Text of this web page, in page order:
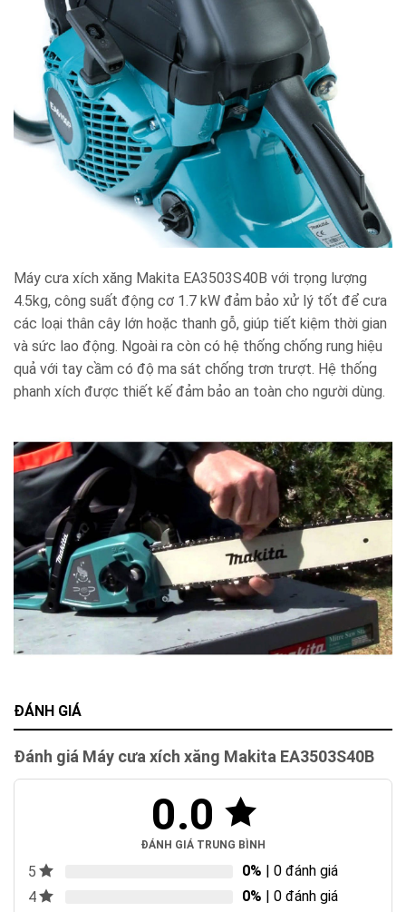
Máy cưa xích xăng Makita EA3503S40B với trọng lượng
4.5kg, công suất động cơ 1.7 kW đảm bảo xử lý tốt để cưa
các loại thân cây lớn hoặc thanh gỗ, giúp tiết kiệm thời gian
và sức lao động. Ngoài ra còn có hệ thống chống rung hiệu
quả với tay cầm có độ ma sát chống trơn trượt. Hệ thống
phanh xích được thiết kế đảm bảo an toàn cho người dùng.
ĐÁNH GIÁ
Đánh giá Máy cưa xích xăng Makita EA3503S40B
0.0
ĐÁNH GIÁ TRUNG BÌNH
5 0% | 0 đánh giá
4
0% | 0 đánh giá